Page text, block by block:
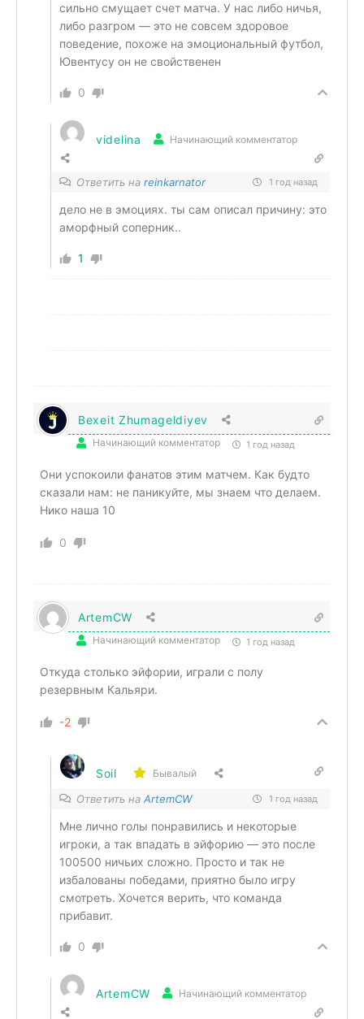
сильно смущает счет матча. У нас либо ничья,
либо разгром — это не совсем здоровое
поведение, похоже на эмоциональный футбол,
Ювентусу он не свойственен
0
videlina Начинающий комментатор
Ответить на reinkarnator 1 год назад
дело не в эмоциях. ты сам описал причину: это
аморфный соперник..
1
Bexeit Zhumageldiyev
Начинающий комментатор 1 год назад
Они успокоили фанатов этим матчем. Как будто
сказали нам: не паникуйте, мы знаем что делаем.
Нико наша 10
0
ArtemCW
Начинающий комментатор 1 год назад
Откуда столько эйфории, играли с полу
резервным Кальяри.
-2
Soil Бывалый
Ответить на ArtemCW 1 год назад
Мне лично голы понравились и некоторые
игроки, а так впадать в эйфорию — это после
100500 ничьих сложно. Просто и так не
избалованы победами, приятно было игру
смотреть. Хочется верить, что команда
прибавит.
0
ArtemCW Начинающий комментатор